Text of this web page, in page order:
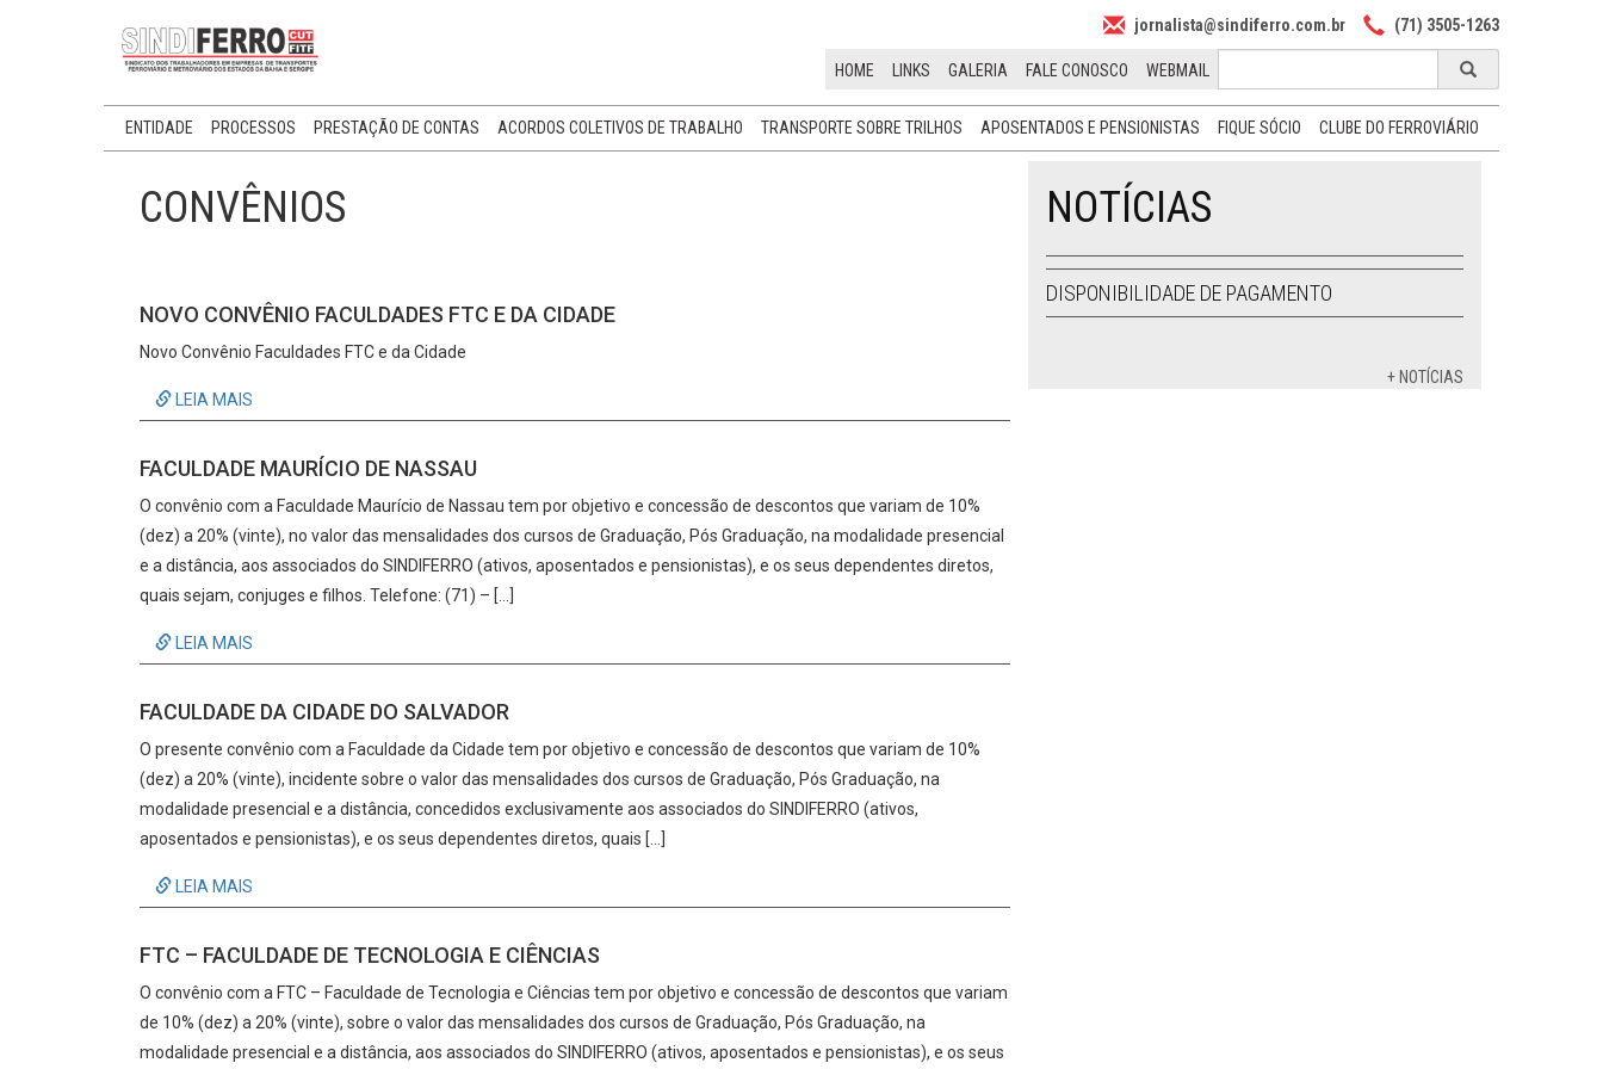
jornalista@sindiferro.com.br (71) 3505-1263
HOME LINKS GALERIA FALE CONOSCO WEBMAIL
ENTIDADE PROCESSOS PRESTAÇÃO DE CONTAS ACORDOS COLETIVOS DE TRABALHO TRANSPORTE SOBRE TRILHOS APOSENTADOS E PENSIONISTAS FIQUE SÓCIO CLUBE DO FERROVIÁRIO
CONVÊNIOS
NOVO CONVÊNIO FACULDADES FTC E DA CIDADE
Novo Convênio Faculdades FTC e da Cidade
LEIA MAIS
FACULDADE MAURÍCIO DE NASSAU
O convênio com a Faculdade Maurício de Nassau tem por objetivo e concessão de descontos que variam de 10%
(dez) a 20% (vinte), no valor das mensalidades dos cursos de Graduação, Pós Graduação, na modalidade presencial
e a distância, aos associados do SINDIFERRO (ativos, aposentados e pensionistas), e os seus dependentes diretos,
quais sejam, conjuges e filhos. Telefone: (71) – […]
LEIA MAIS
FACULDADE DA CIDADE DO SALVADOR
O presente convênio com a Faculdade da Cidade tem por objetivo e concessão de descontos que variam de 10%
(dez) a 20% (vinte), incidente sobre o valor das mensalidades dos cursos de Graduação, Pós Graduação, na
modalidade presencial e a distância, concedidos exclusivamente aos associados do SINDIFERRO (ativos,
aposentados e pensionistas), e os seus dependentes diretos, quais […]
LEIA MAIS
FTC – FACULDADE DE TECNOLOGIA E CIÊNCIAS
O convênio com a FTC – Faculdade de Tecnologia e Ciências tem por objetivo e concessão de descontos que variam
de 10% (dez) a 20% (vinte), sobre o valor das mensalidades dos cursos de Graduação, Pós Graduação, na
modalidade presencial e a distância, aos associados do SINDIFERRO (ativos, aposentados e pensionistas), e os seus
NOTÍCIAS
DISPONIBILIDADE DE PAGAMENTO
+ NOTÍCIAS